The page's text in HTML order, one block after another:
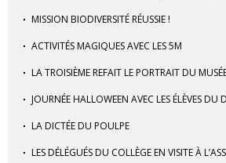
MISSION BIODIVERSITÉ RÉUSSIE !
ACTIVITÉS MAGIQUES AVEC LES 5M
LA TROISIÈME REFAIT LE PORTRAIT DU
JOURNÉE HALLOWEEN AVEC LES ÉLÈVES DU
LA DICTÉE DU POULPE
LES DÉLÉGUÉS DU COLLÈGE EN VISITE À